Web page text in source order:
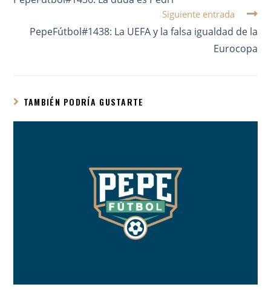
Siguiente entrada
PepeFútbol#1438: La UEFA y la falsa igualdad de la
Eurocopa
TAMBIÉN PODRÍA GUSTARTE